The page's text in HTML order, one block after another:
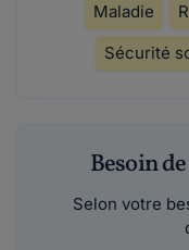
Maladie
Sécurité
Besoin
Selon votre